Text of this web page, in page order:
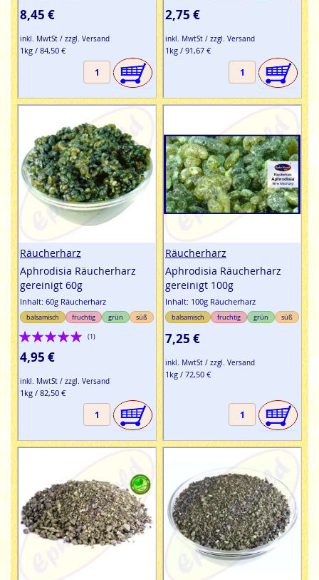
8,45 €
inkl. MwtSt / zzgl. Versand
1kg / 84,50 €
2,75 €
inkl. MwtSt / zzgl. Versand
1kg / 91,67 €
Räucherharz
Aphrodisia Räucherharz
gereinigt 60g
Inhalt: 60g Räucherharz
balsamisch fruchtig grün süß
Bewertung:
100%
(1)
4,95 €
inkl. MwtSt / zzgl. Versand
1kg / 82,50 €
Räucherharz
Aphrodisia Räucherharz
gereinigt 100g
Inhalt: 100g Räucherharz
balsamisch fruchtig grün süß
7,25 €
inkl. MwtSt / zzgl. Versand
1kg / 72,50 €